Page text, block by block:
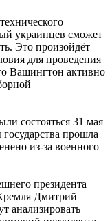
украинцев сможет
Это произойдёт
для проведения
Вашингтон активно
состояться 31 мая
прошла
из-за военного
президента
Дмитрий
анализировать